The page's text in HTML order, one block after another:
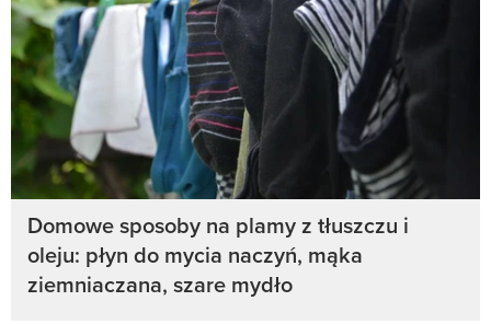
Domowe sposoby na plamy z tłuszczu i
oleju: płyn do mycia naczyń, mąka
ziemniaczana, szare mydło